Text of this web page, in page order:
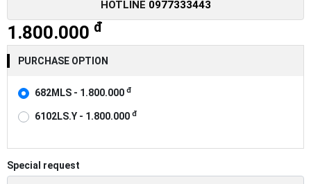
HOTLINE 0977333443
1.800.000 đ
PURCHASE OPTION
682MLS - 1.800.000 đ
6102LS.Y - 1.800.000 đ
Special request